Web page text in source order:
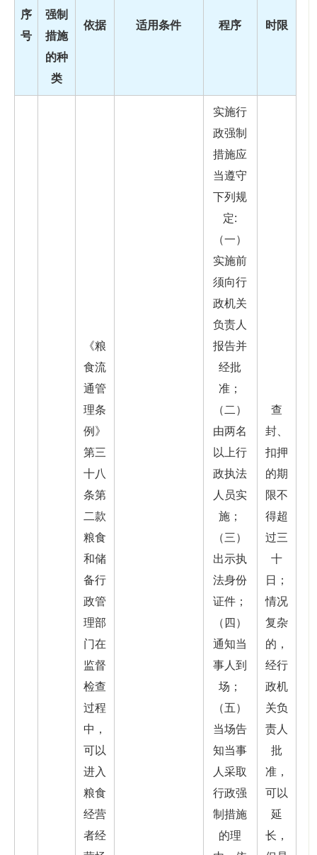
序
号
强制
措施
的种
类
依据 适用条件 程序 时限
《粮
食流
通管
理条
例》
第三
十八
条第
二款
粮食
和储
备行
政管
理部
门在
监督
检查
过程
中，
可以
进入
粮食
经营
者经
实施行
政强制
措施应
当遵守
下列规
定:
（一）
实施前
须向行
政机关
负责人
报告并
经批
准；
（二）
由两名
以上行
政执法
人员实
施；
（三）
出示执
法身份
证件；
（四）
通知当
事人到
场；
（五）
当场告
知当事
人采取
行政强
制措施
的理
查
封、
扣押
的期
限不
得超
过三
十
日；
情况
复杂
的，
经行
政机
关负
责人
批
准，
可以
延
长，